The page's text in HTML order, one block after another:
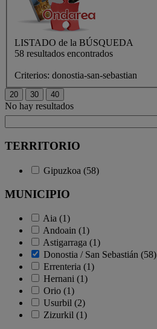
LISTADO de la BÚSQUEDA
58 resultados encontrados
Criterios: donostia-san-sebastian
No hay resultados
TERRITORIO
Gipuzkoa (58)
MUNICIPIO
Aia (1)
Andoain (1)
Astigarraga (1)
Donostia / San Sebastián (58)
Errenteria (1)
Hernani (1)
Orio (1)
Usurbil (2)
Zizurkil (1)